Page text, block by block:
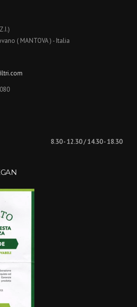
( MANTOVA ) - Italia
8.30 - 12.30 / 14.30 - 18.30